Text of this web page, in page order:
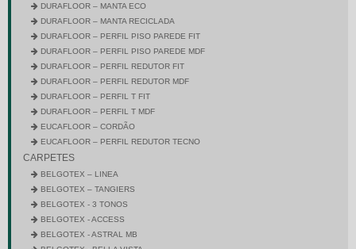
DURAFLOOR – MANTA ECO
DURAFLOOR – MANTA RECICLADA
DURAFLOOR – PERFIL PISO PAREDE FIT
DURAFLOOR – PERFIL PISO PAREDE MDF
DURAFLOOR – PERFIL REDUTOR FIT
DURAFLOOR – PERFIL REDUTOR MDF
DURAFLOOR – PERFIL T FIT
DURAFLOOR – PERFIL T MDF
EUCAFLOOR – CORDÃO
EUCAFLOOR – PERFIL REDUTOR TECNO
CARPETES
BELGOTEX – LINEA
BELGOTEX – TANGIERS
BELGOTEX - 3 TONOS
BELGOTEX - ACCESS
BELGOTEX - ASTRAL MB